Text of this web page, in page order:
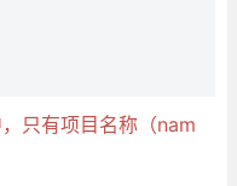
只有项目名称（nam